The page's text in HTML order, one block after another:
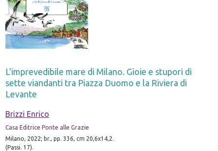
L'imprevedibile mare di Milano. Gioie e stupori di
sette viandanti tra Piazza Duomo e la Riviera di
Levante
Brizzi Enrico
Casa Editrice Ponte alle Grazie
Milano, 2022; br., pp. 336, cm 20,6x14,2.
(Passi. 17).